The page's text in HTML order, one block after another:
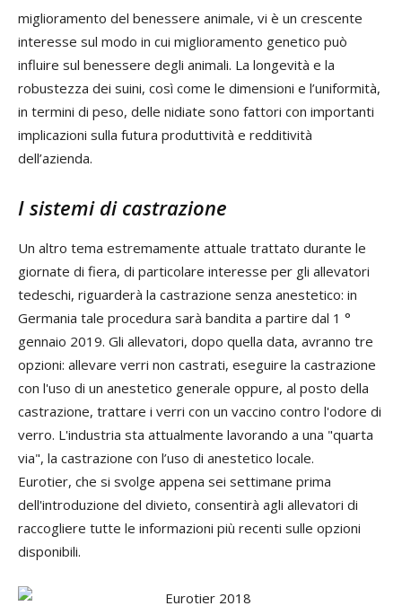
miglioramento del benessere animale, vi è un crescente
interesse sul modo in cui miglioramento genetico può
influire sul benessere degli animali. La longevità e la
robustezza dei suini, così come le dimensioni e l’uniformità,
in termini di peso, delle nidiate sono fattori con importanti
implicazioni sulla futura produttività e redditività
dell’azienda.
I sistemi di castrazione
Un altro tema estremamente attuale trattato durante le
giornate di fiera, di particolare interesse per gli allevatori
tedeschi, riguarderà la castrazione senza anestetico: in
Germania tale procedura sarà bandita a partire dal 1 °
gennaio 2019. Gli allevatori, dopo quella data, avranno tre
opzioni: allevare verri non castrati, eseguire la castrazione
con l'uso di un anestetico generale oppure, al posto della
castrazione, trattare i verri con un vaccino contro l'odore di
verro. L'industria sta attualmente lavorando a una "quarta
via", la castrazione con l’uso di anestetico locale.
Eurotier, che si svolge appena sei settimane prima
dell'introduzione del divieto, consentirà agli allevatori di
raccogliere tutte le informazioni più recenti sulle opzioni
disponibili.